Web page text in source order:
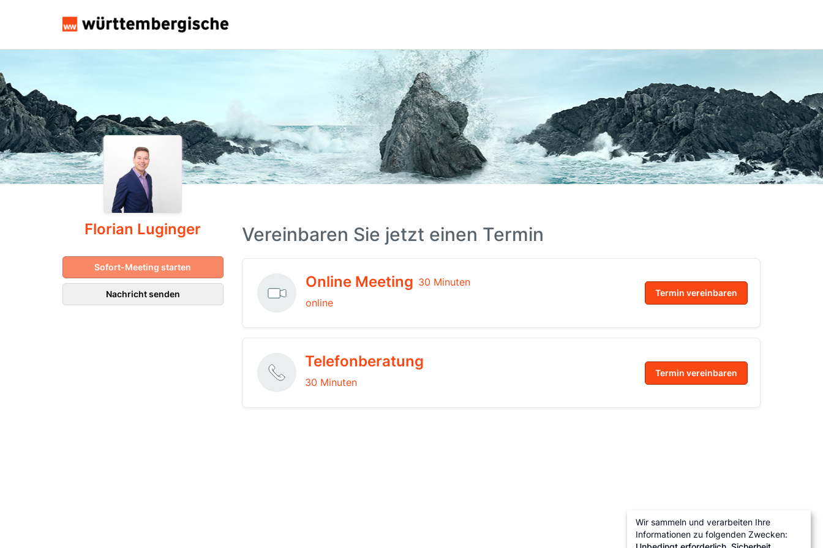
Florian Luginger
Sofort-Meeting starten
Nachricht senden
Vereinbaren Sie jetzt einen Termin
Online Meeting 30 Minuten
online
Termin vereinbaren
Telefonberatung
30 Minuten
Termin vereinbaren
Wir sammeln und verarbeiten Ihre
Informationen zu folgenden Zwecken: